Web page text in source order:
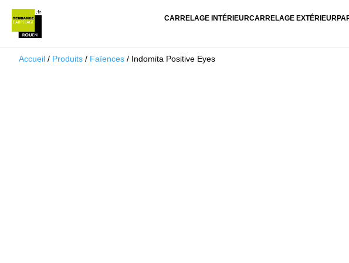
CARRELAGE INTÉRIEURCARRELAGE EXTÉRIEUR
Accueil / Produits / Faïences / Indomita Positive Eyes